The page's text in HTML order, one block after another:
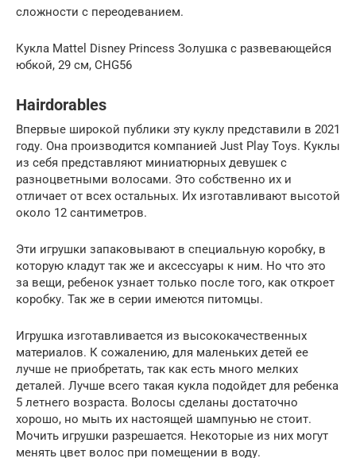
сложности с переодеванием.
Кукла Mattel Disney Princess Золушка с развевающейся
юбкой, 29 см, CHG56
Hairdorables
Впервые широкой публики эту куклу представили в 2021
году. Она производится компанией Just Play Toys. Куклы
из себя представляют миниатюрных девушек с
разноцветными волосами. Это собственно их и
отличает от всех остальных. Их изготавливают высотой
около 12 сантиметров.
Эти игрушки запаковывают в специальную коробку, в
которую кладут так же и аксессуары к ним. Но что это
за вещи, ребенок узнает только после того, как откроет
коробку. Так же в серии имеются питомцы.
Игрушка изготавливается из высококачественных
материалов. К сожалению, для маленьких детей ее
лучше не приобретать, так как есть много мелких
деталей. Лучше всего такая кукла подойдет для ребенка
5 летнего возраста. Волосы сделаны достаточно
хорошо, но мыть их настоящей шампунью не стоит.
Мочить игрушки разрешается. Некоторые из них могут
менять цвет волос при помещении в воду.